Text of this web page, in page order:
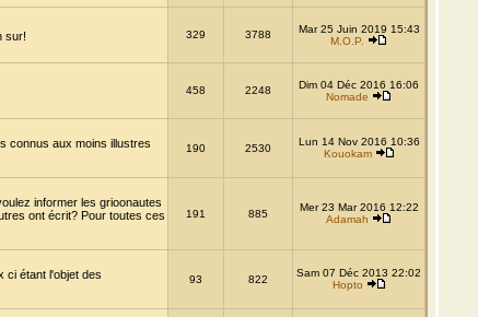
sur! 329 3788
Mar 25 Juin 2019 15:43
M.O.P.
458 2248
Dim 04 Déc 2016 16:06
Nomade
connus aux moins illustres
190 2530
Lun 14 Nov 2016 10:36
Kouokam
informer les grioonautes
ont écrit? Pour toutes ces
191 885
Mer 23 Mar 2016 12:22
Adamah
ci étant l'objet des
93 822
Sam 07 Déc 2013 22:02
Hopto